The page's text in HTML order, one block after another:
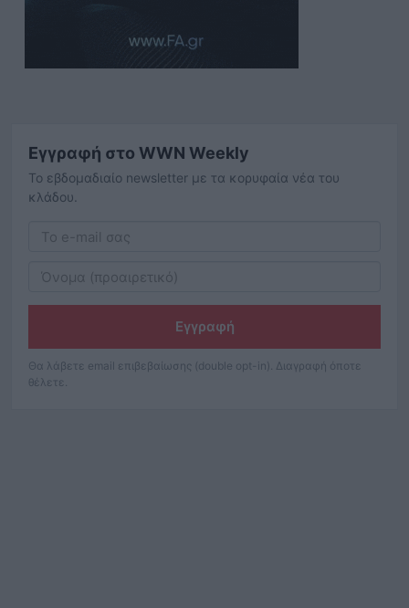
Εγγραφή στο WWN Weekly
Το εβδομαδιαίο newsletter με τα κορυφαία νέα του
κλάδου.
Εγγραφή
Θα λάβετε email επιβεβαίωσης (double opt-in). Διαγραφή όποτε
θέλετε.